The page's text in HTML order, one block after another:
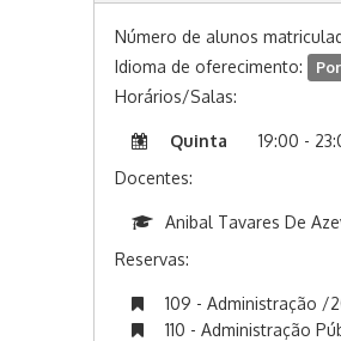
Número de alunos
Idioma de oferecimento:
Horários/Salas:
Quinta 19:00 -
Docentes:
Anibal Tavares De
Reservas:
109 - Administração /
110 - Administração